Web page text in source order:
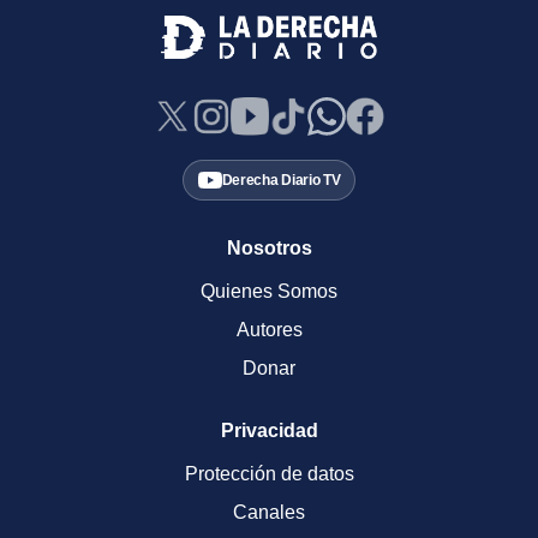
Derecha Diario TV
Nosotros
Quienes Somos
Autores
Donar
Privacidad
Protección de datos
Canales